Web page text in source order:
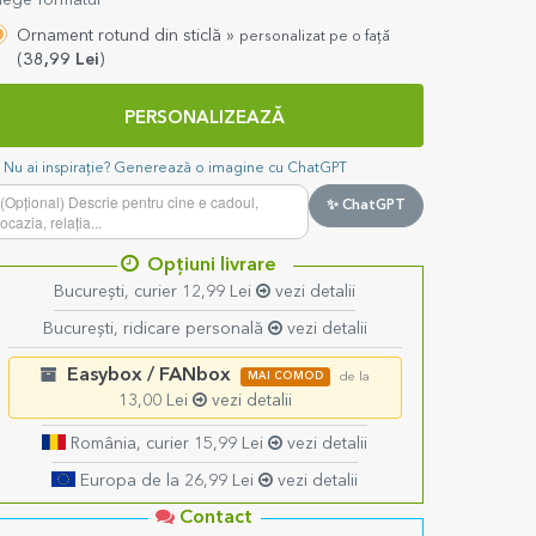
Ornament rotund din sticlă » personalizat pe o față
( 38,99 Lei )
PERSONALIZEAZĂ
Nu ai inspirație? Generează o imagine cu ChatGPT
✨ ChatGPT
Opțiuni livrare
București, curier 12,99 Lei vezi detalii
București, ridicare personală vezi detalii
Easybox / FANbox MAI COMOD de la
13,00 Lei vezi detalii
România, curier 15,99 Lei vezi detalii
Europa de la 26,99 Lei vezi detalii
Contact